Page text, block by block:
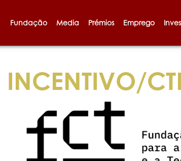
Fundação Media Prémios Emprego
INCENTIVO/